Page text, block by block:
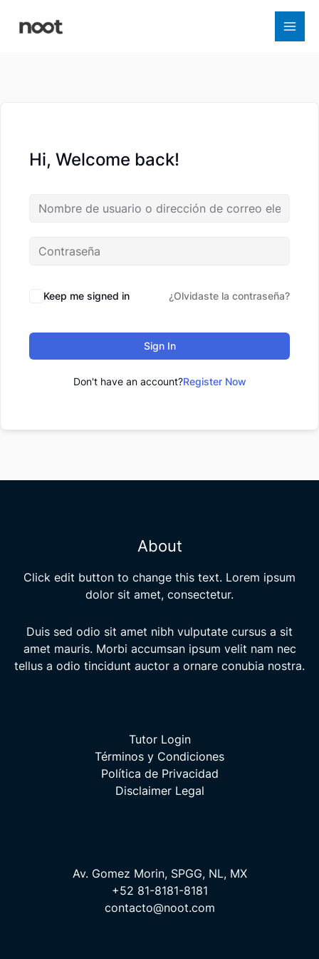
Hi, Welcome back!
Keep me signed in ¿Olvidaste la contraseña?
Sign In
Don't have an account?Register Now
About
Click edit button to change this text. Lorem ipsum
dolor sit amet, consectetur.
Duis sed odio sit amet nibh vulputate cursus a sit
amet mauris. Morbi accumsan ipsum velit nam nec
tellus a odio tincidunt auctor a ornare conubia nostra.
Tutor Login
Términos y Condiciones
Política de Privacidad
Disclaimer Legal
Av. Gomez Morin, SPGG, NL, MX
+52 81-8181-8181
contacto@noot.com